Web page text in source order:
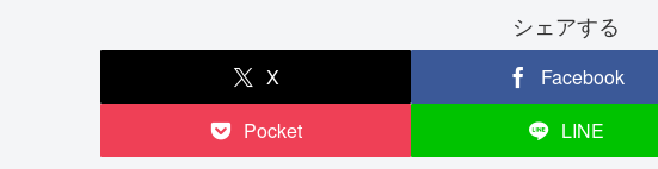
シェアする
X Facebook
Pocket
LINE